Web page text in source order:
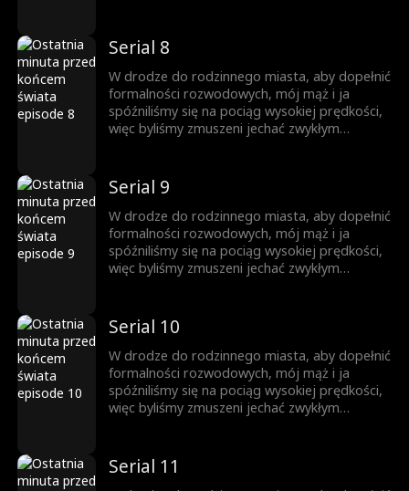
i wszyscy pasażerowie w pociągu zginęli. Los
sprawił, że odrodziłam się i wróciłam godzinę
przed śmiercią. W tym momencie jasno
uświadomiłam sobie, że istnieje tylko jeden
sposób, aby uratować los wszystkich
pasażerów – zatrzymać pociąg i pozwolić
Serial 8
W drodze do rodzinnego miasta, aby dopełnić
formalności rozwodowych, mój mąż i ja
spóźniliśmy się na pociąg wysokiej prędkości,
więc byliśmy zmuszeni jechać zwykłym
i wszyscy pasażerowie w pociągu zginęli. Los
sprawił, że odrodziłam się i wróciłam godzinę
przed śmiercią. W tym momencie jasno
uświadomiłam sobie, że istnieje tylko jeden
sposób, aby uratować los wszystkich
pasażerów – zatrzymać pociąg i pozwolić
Serial 9
W drodze do rodzinnego miasta, aby dopełnić
formalności rozwodowych, mój mąż i ja
spóźniliśmy się na pociąg wysokiej prędkości,
więc byliśmy zmuszeni jechać zwykłym
i wszyscy pasażerowie w pociągu zginęli. Los
sprawił, że odrodziłam się i wróciłam godzinę
przed śmiercią. W tym momencie jasno
uświadomiłam sobie, że istnieje tylko jeden
sposób, aby uratować los wszystkich
pasażerów – zatrzymać pociąg i pozwolić
Serial 10
W drodze do rodzinnego miasta, aby dopełnić
formalności rozwodowych, mój mąż i ja
spóźniliśmy się na pociąg wysokiej prędkości,
więc byliśmy zmuszeni jechać zwykłym
i wszyscy pasażerowie w pociągu zginęli. Los
sprawił, że odrodziłam się i wróciłam godzinę
Serial 11